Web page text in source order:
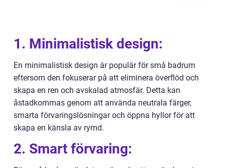
1. Minimalistisk design:
En minimalistisk design är populär för små badrum
eftersom den fokuserar på att eliminera överflöd och
skapa en ren och avskalad atmosfär. Detta kan
åstadkommas genom att använda neutrala färger,
smarta förvaringslösningar och öppna hyllor för att
skapa en känsla av rymd.
2. Smart förvaring: